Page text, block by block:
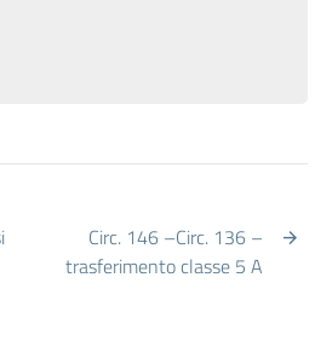
Circ. 146 –Circ. 136 –
trasferimento classe 5 A